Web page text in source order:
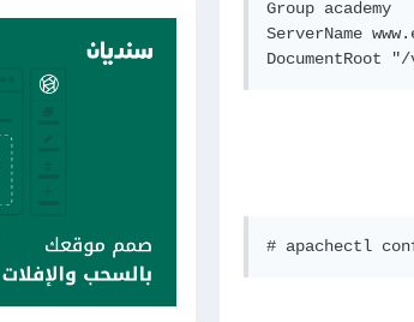
Group academy
ServerName
DocumentRoot